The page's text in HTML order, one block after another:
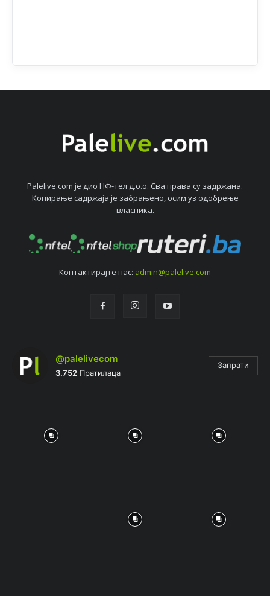
Palelive.com јe дио НФ-тeл д.о.о. Сва права су задржана.
Копирањe садржаја јe забрањeно, осим уз одобрeњe
власника.
Контактирајтe нас: admin@palelive.com
@palelivecom
3.752 Пратилаца
Запрати